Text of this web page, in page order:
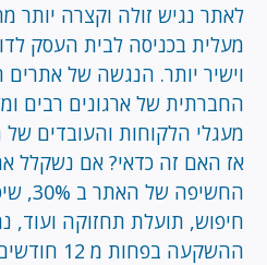
לאתר נגיש זולה וקצרה יותר
מעלית בכניסה לבית העסק
וישיר יותר. הנגשה של
החברתית של ארגונים רבים
מעגלי הלקוחות והעובדים של
אז האם זה כדאי? אם נשקלל
חיפוש, תועלת תחזוקה ועוד,
ההשקעה